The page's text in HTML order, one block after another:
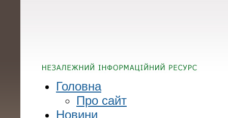
Головна
Про сайт
Новини